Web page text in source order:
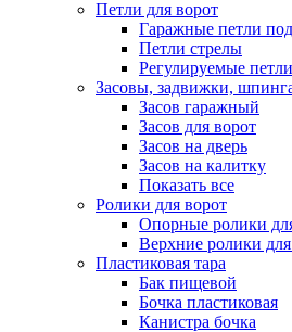
Петли для ворот
Гаражные петли
Петли стрелы
Регулируемые
Засовы, задвижки,
Засов гаражный
Засов для ворот
Засов на дверь
Засов на калитку
Показать все
Ролики для ворот
Опорные ролики
Верхние ролики
Пластиковая тара
Бак пищевой
Бочка пластиковая
Канистра бочка